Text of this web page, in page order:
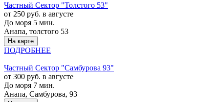
Частный Cектор "Толстого 53"
от 250 руб. в августе
До моря 5 мин.
Анапа, толстого 53
На карте
ПОДРОБНЕЕ
Частный Cектор "Самбурова 93"
от 300 руб. в августе
До моря 7 мин.
Анапа, Самбурова, 93